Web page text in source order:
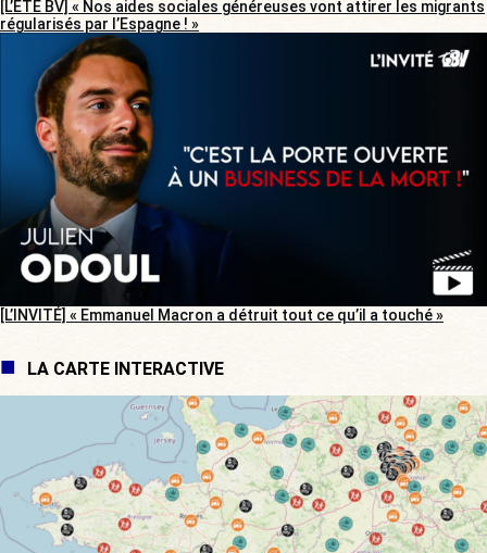
[L’ÉTÉ BV] « Nos aides sociales généreuses vont attirer les migrants
régularisés par l’Espagne ! »
[L’INVITÉ] « Emmanuel Macron a détruit tout ce qu’il a touché »
LA CARTE INTERACTIVE